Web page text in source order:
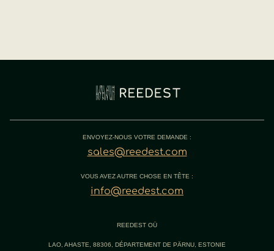
ENVOYEZ-NOUS VOTRE DEMANDE :
sales@reedest.com
VOUS AVEZ AUTRE CHOSE EN TÊTE :
info@reedest.com
REEDEST OÜ
LAO, AHASTE, 88306, DÉPARTEMENT DE PÄRNU, ESTONIE